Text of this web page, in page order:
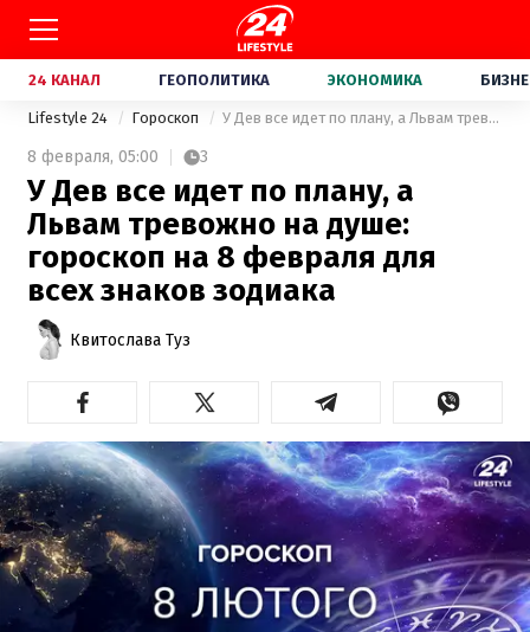
24 КАНАЛ ГЕОПОЛИТИКА ЭКОНОМИКА
Lifestyle 24 Гороскоп У Дев все идет по плану, а Львам тревожно на душе: гороскоп на 8 февраля для всех знаков зодиака
8 февраля, 05:00 3
У Дев все идет по плану, а
Львам тревожно на душе:
гороскоп на 8 февраля для
всех знаков зодиака
Квитослава Туз